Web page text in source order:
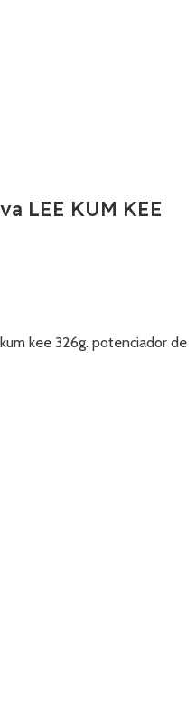
LEE KUM KEE
kee 326g. potenciador de